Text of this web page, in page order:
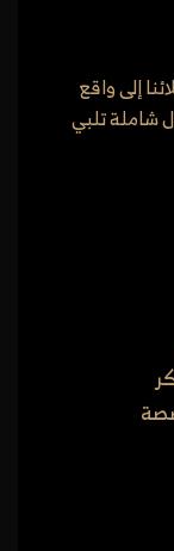
إلى واقع
شاملة تلبي